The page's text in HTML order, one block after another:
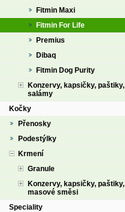
Fitmin Maxi
Fitmin For Life
Premius
Dibaq
Fitmin Dog Purity
Konzervy, kapsičky, paštiky,
salámy
Kočky
Přenosky
Podestýlky
Krmení
Granule
Konzervy, kapsičky, paštiky,
masové směsi
Speciality